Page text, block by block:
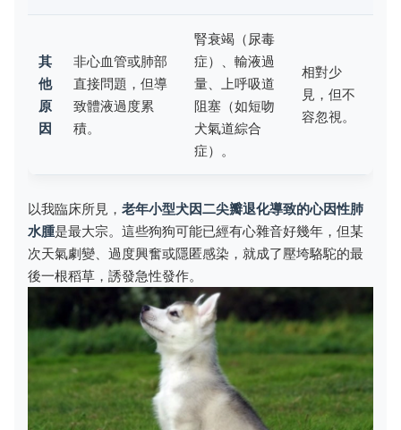
其
他
原
因
非心血管或肺部
直接問題，但導
致體液過度累
積。
腎衰竭（尿毒
症）、輸液過
量、上呼吸道
阻塞（如短吻
犬氣道綜合
症）。
相對少
見，但不
容忽視。
以我臨床所見， 老年小型犬因二尖瓣退化導致的心因性肺
水腫是最大宗。這些狗狗可能已經有心雜音好幾年，但某
次天氣劇變、過度興奮或隱匿感染，就成了壓垮駱駝的最
後一根稻草，誘發急性發作。